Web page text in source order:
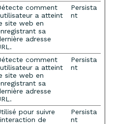
comment
a atteint
site web en
sa
adresse
Persista
nt
comment
a atteint
site web en
sa
adresse
Persista
nt
pour suivre
de
Persista
nt